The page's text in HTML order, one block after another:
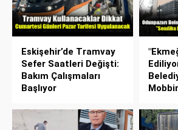
Eskişehir’de Tramvay
Sefer Saatleri Değişti:
Bakım Çalışmaları
Başlıyor